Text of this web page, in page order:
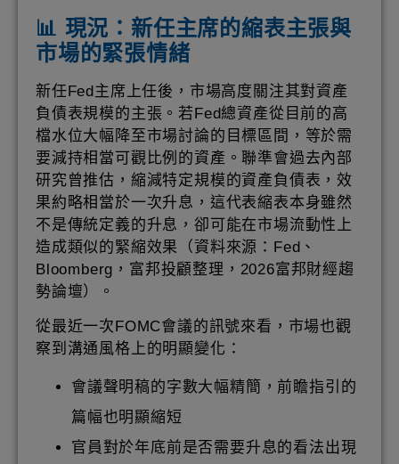
📊 現況：新任主席的縮表主張與
市場的緊張情緒
新任Fed主席上任後，市場高度關注其對資產
負債表規模的主張。若Fed總資產從目前的高
檔水位大幅降至市場討論的目標區間，等於需
要減持相當可觀比例的資產。聯準會過去內部
研究曾推估，縮減特定規模的資產負債表，效
果約略相當於一次升息，這代表縮表本身雖然
不是傳統定義的升息，卻可能在市場流動性上
造成類似的緊縮效果（資料來源：Fed、
Bloomberg，富邦投顧整理，2026富邦財經趨
勢論壇）。
從最近一次FOMC會議的訊號來看，市場也觀
察到溝通風格上的明顯變化：
會議聲明稿的字數大幅精簡，前瞻指引的
篇幅也明顯縮短
官員對於年底前是否需要升息的看法出現